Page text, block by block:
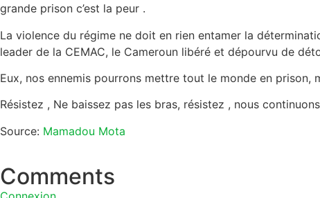
grande prison c’est la peur .
La violence du régime ne doit en rien entamer la
leader de la CEMAC, le Cameroun libéré et dépourvu de
Eux, nos ennemis pourrons mettre tout le monde en prison,
Résistez , Ne baissez pas les bras, résistez , nous continuons
Source: Mamadou Mota
Comments